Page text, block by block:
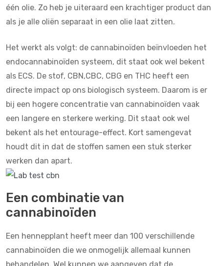
één olie. Zo heb je uiteraard een krachtiger product dan
als je alle oliën separaat in een olie laat zitten.
Het werkt als volgt: de cannabinoïden beïnvloeden het
endocannabinoïden systeem, dit staat ook wel bekent
als ECS. De stof, CBN,CBC, CBG en THC heeft een
directe impact op ons biologisch systeem. Daarom is er
bij een hogere concentratie van cannabinoïden vaak
een langere en sterkere werking. Dit staat ook wel
bekent als het entourage-effect. Kort samengevat
houdt dit in dat de stoffen samen een stuk sterker
werken dan apart.
Een combinatie van
cannabinoïden
Een hennepplant heeft meer dan 100 verschillende
cannabinoïden die we onmogelijk allemaal kunnen